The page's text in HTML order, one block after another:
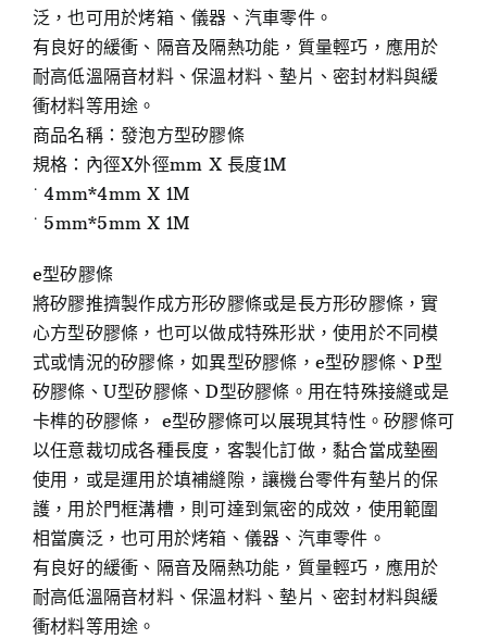
泛，也可用於烤箱、儀器、汽車零件。
有良好的緩衝、隔音及隔熱功能，質量輕巧，應用於
耐高低溫隔音材料、保溫材料、墊片、密封材料與緩
衝材料等用途。
商品名稱：發泡方型矽膠條
規格：內徑X外徑mm X 長度1M
˙ 4mm*4mm X 1M
˙ 5mm*5mm X 1M
e型矽膠條
將矽膠推擠製作成方形矽膠條或是長方形矽膠條，實
心方型矽膠條，也可以做成特殊形狀，使用於不同模
式或情況的矽膠條，如異型矽膠條，e型矽膠條、P型
矽膠條、U型矽膠條、D型矽膠條。用在特殊接縫或是
卡榫的矽膠條， e型矽膠條可以展現其特性。矽膠條可
以任意裁切成各種長度，客製化訂做，黏合當成墊圈
使用，或是運用於填補縫隙，讓機台零件有墊片的保
護，用於門框溝槽，則可達到氣密的成效，使用範圍
相當廣泛，也可用於烤箱、儀器、汽車零件。
有良好的緩衝、隔音及隔熱功能，質量輕巧，應用於
耐高低溫隔音材料、保溫材料、墊片、密封材料與緩
衝材料等用途。